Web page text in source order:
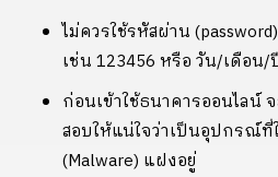
ไม่ควรใช้รหัสผ่าน
เช่น 123456 หรือ วัน/เดือน/
ก่อนเข้าใช้ธนาคารออนไลน์
สอบให้แน่ใจว่าเป็นอุปกรณ์ที่
(Malware) แฝงอยู่